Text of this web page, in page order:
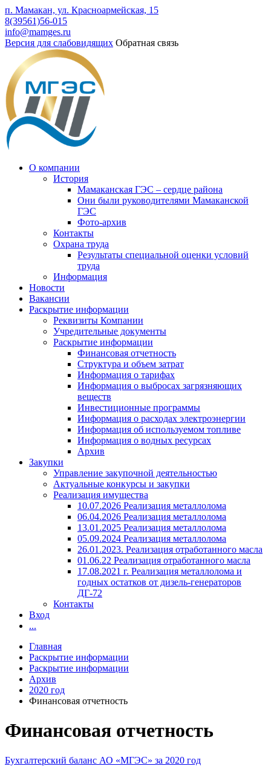
п. Мамакан, ул. Красноармейская, 15
8(39561)56-015
info@mamges.ru
Версия для слабовидящих Обратная связь
О компании
История
Мамаканская ГЭС – сердце района
Они были руководителями Мамаканской
ГЭС
Фото-архив
Контакты
Охрана труда
Результаты специальной оценки условий
труда
Информация
Новости
Вакансии
Раскрытие информации
Реквизиты Компании
Учредительные документы
Раскрытие информации
Финансовая отчетность
Структура и объем затрат
Информация о тарифах
Информация о выбросах загрязняющих
веществ
Инвестиционные программы
Информация о расходах электроэнергии
Информация об используемом топливе
Информация о водных ресурсах
Архив
Закупки
Управление закупочной деятельностью
Актуальные конкурсы и закупки
Реализация имущества
10.07.2026 Реализация металлолома
06.04.2026 Реализация металлолома
13.01.2025 Реализация металлолома
05.09.2024 Реализация металлолома
26.01.2023. Реализация отработанного масла
01.06.22 Реализация отработанного масла
17.08.2021 г. Реализация металлолома и
годных остатков от дизель-генераторов
ДГ-72
Контакты
Вход
...
Главная
Раскрытие информации
Раскрытие информации
Архив
2020 год
Финансовая отчетность
Финансовая отчетность
Бухгалтерский баланс АО «МГЭС» за 2020 год